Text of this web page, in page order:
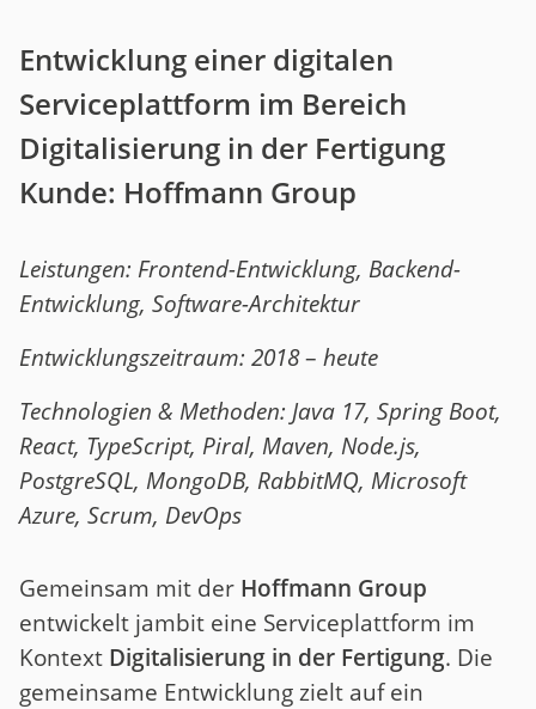
Entwicklung einer digitalen
Serviceplattform im Bereich
Digitalisierung in der Fertigung
Kunde: Hoffmann Group
Leistungen: Frontend-Entwicklung, Backend-
Entwicklung, Software-Architektur
Entwicklungszeitraum: 2018– heute
Technologien & Methoden: Java 17, Spring Boot,
React, TypeScript, Piral, Maven, Node.js,
PostgreSQL, MongoDB, RabbitMQ, Microsoft
Azure, Scrum, DevOps
Gemeinsam mit der Hoffmann Group
entwickelt jambit eine Serviceplattform im
Kontext Digitalisierung in der Fertigung. Die
gemeinsame Entwicklung zielt auf ein